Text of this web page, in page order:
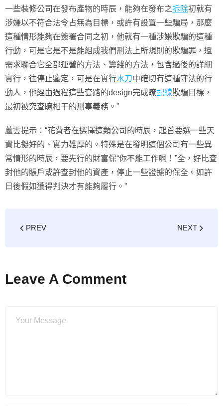
一些裝修公司在發布產物的時辰，能夠在發布之拆除初就有
涉嫌以不符合法令占無為目標，或許有設置一些騙局，那麼
這種情形能夠在簽署合同之初，他就有一種涉嫌欺騙的這種
行動，可是它是不是能組成我們刑法上所規則的欺騙罪，還
需求聯合它全部運營的方法、籌錢的方法，包含過後的詳細
實行，往停止鑒定，可是在實行水刀中確切有這種守法的行
動人，他經由過程這些套路的design完成瞭配線欺騙目標，
最初被究查瞭相干的刑事義務。”
蘆雲提示：“花費者在選擇這類公司的時辰，起首要選一些天
資比擬好的、實力雄厚的。特殊是在發明這個公司有一些異
常情形的時辰，要先行的財富保“你不能工作啊！”全，好比查
封他的賬戶或許查封他的資產，停止一些證據的保全。如許
日後假如獲得判決才有能夠履行。”
PREV NEXT
Leave A Comment